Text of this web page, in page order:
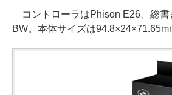
コントローラはPhison E26、総書
BW。本体サイズは